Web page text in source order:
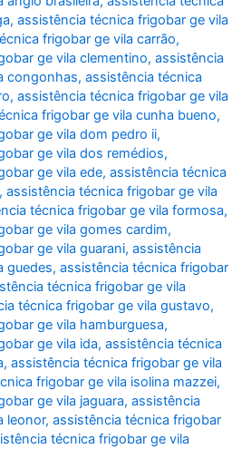
,assistência técnica frigobar ge vila
frigobar ge vila carrão,
ge vila clementino,assistência
congonhas,assistência técnica
,assistência técnica frigobar ge vila
frigobar ge vila cunha bueno,
ge vila dom pedro ii,
ge vila dos remédios,
ge vila ede,assistência técnica
,assistência técnica frigobar ge vila
técnica frigobar ge vila formosa,
ge vila gomes cardim,
ge vila guarani,assistência
guedes,assistência técnica frigobar
técnica frigobar ge vila
técnica frigobar ge vila gustavo,
ge vila hamburguesa,
ge vila ida,assistência técnica
,assistência técnica frigobar ge vila
frigobar ge vila isolina mazzei,
ge vila jaguara,assistência
leonor,assistência técnica frigobar
técnica frigobar ge vila